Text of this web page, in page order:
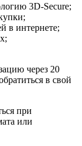
3D-Secure;
в интернете;
через 20
в свой
при
или